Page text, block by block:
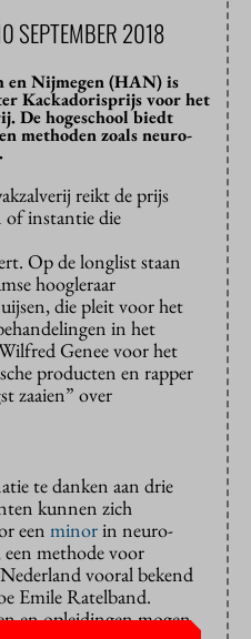
SEPTEMBER 2018
en Nijmegen (HAN) is
Kackadorisprijs voor het
De hogeschool biedt
methoden zoals neuro-
reikt de prijs
of instantie die
Op de longlist staan
hoogleraar
die pleit voor het
in het
Genee voor het
producten en rapper
zaaien” over
te danken aan drie
kunnen zich
een minorin neuro-
methode voor
vooral bekend
Emile Ratelband.
en opleidingen mogen